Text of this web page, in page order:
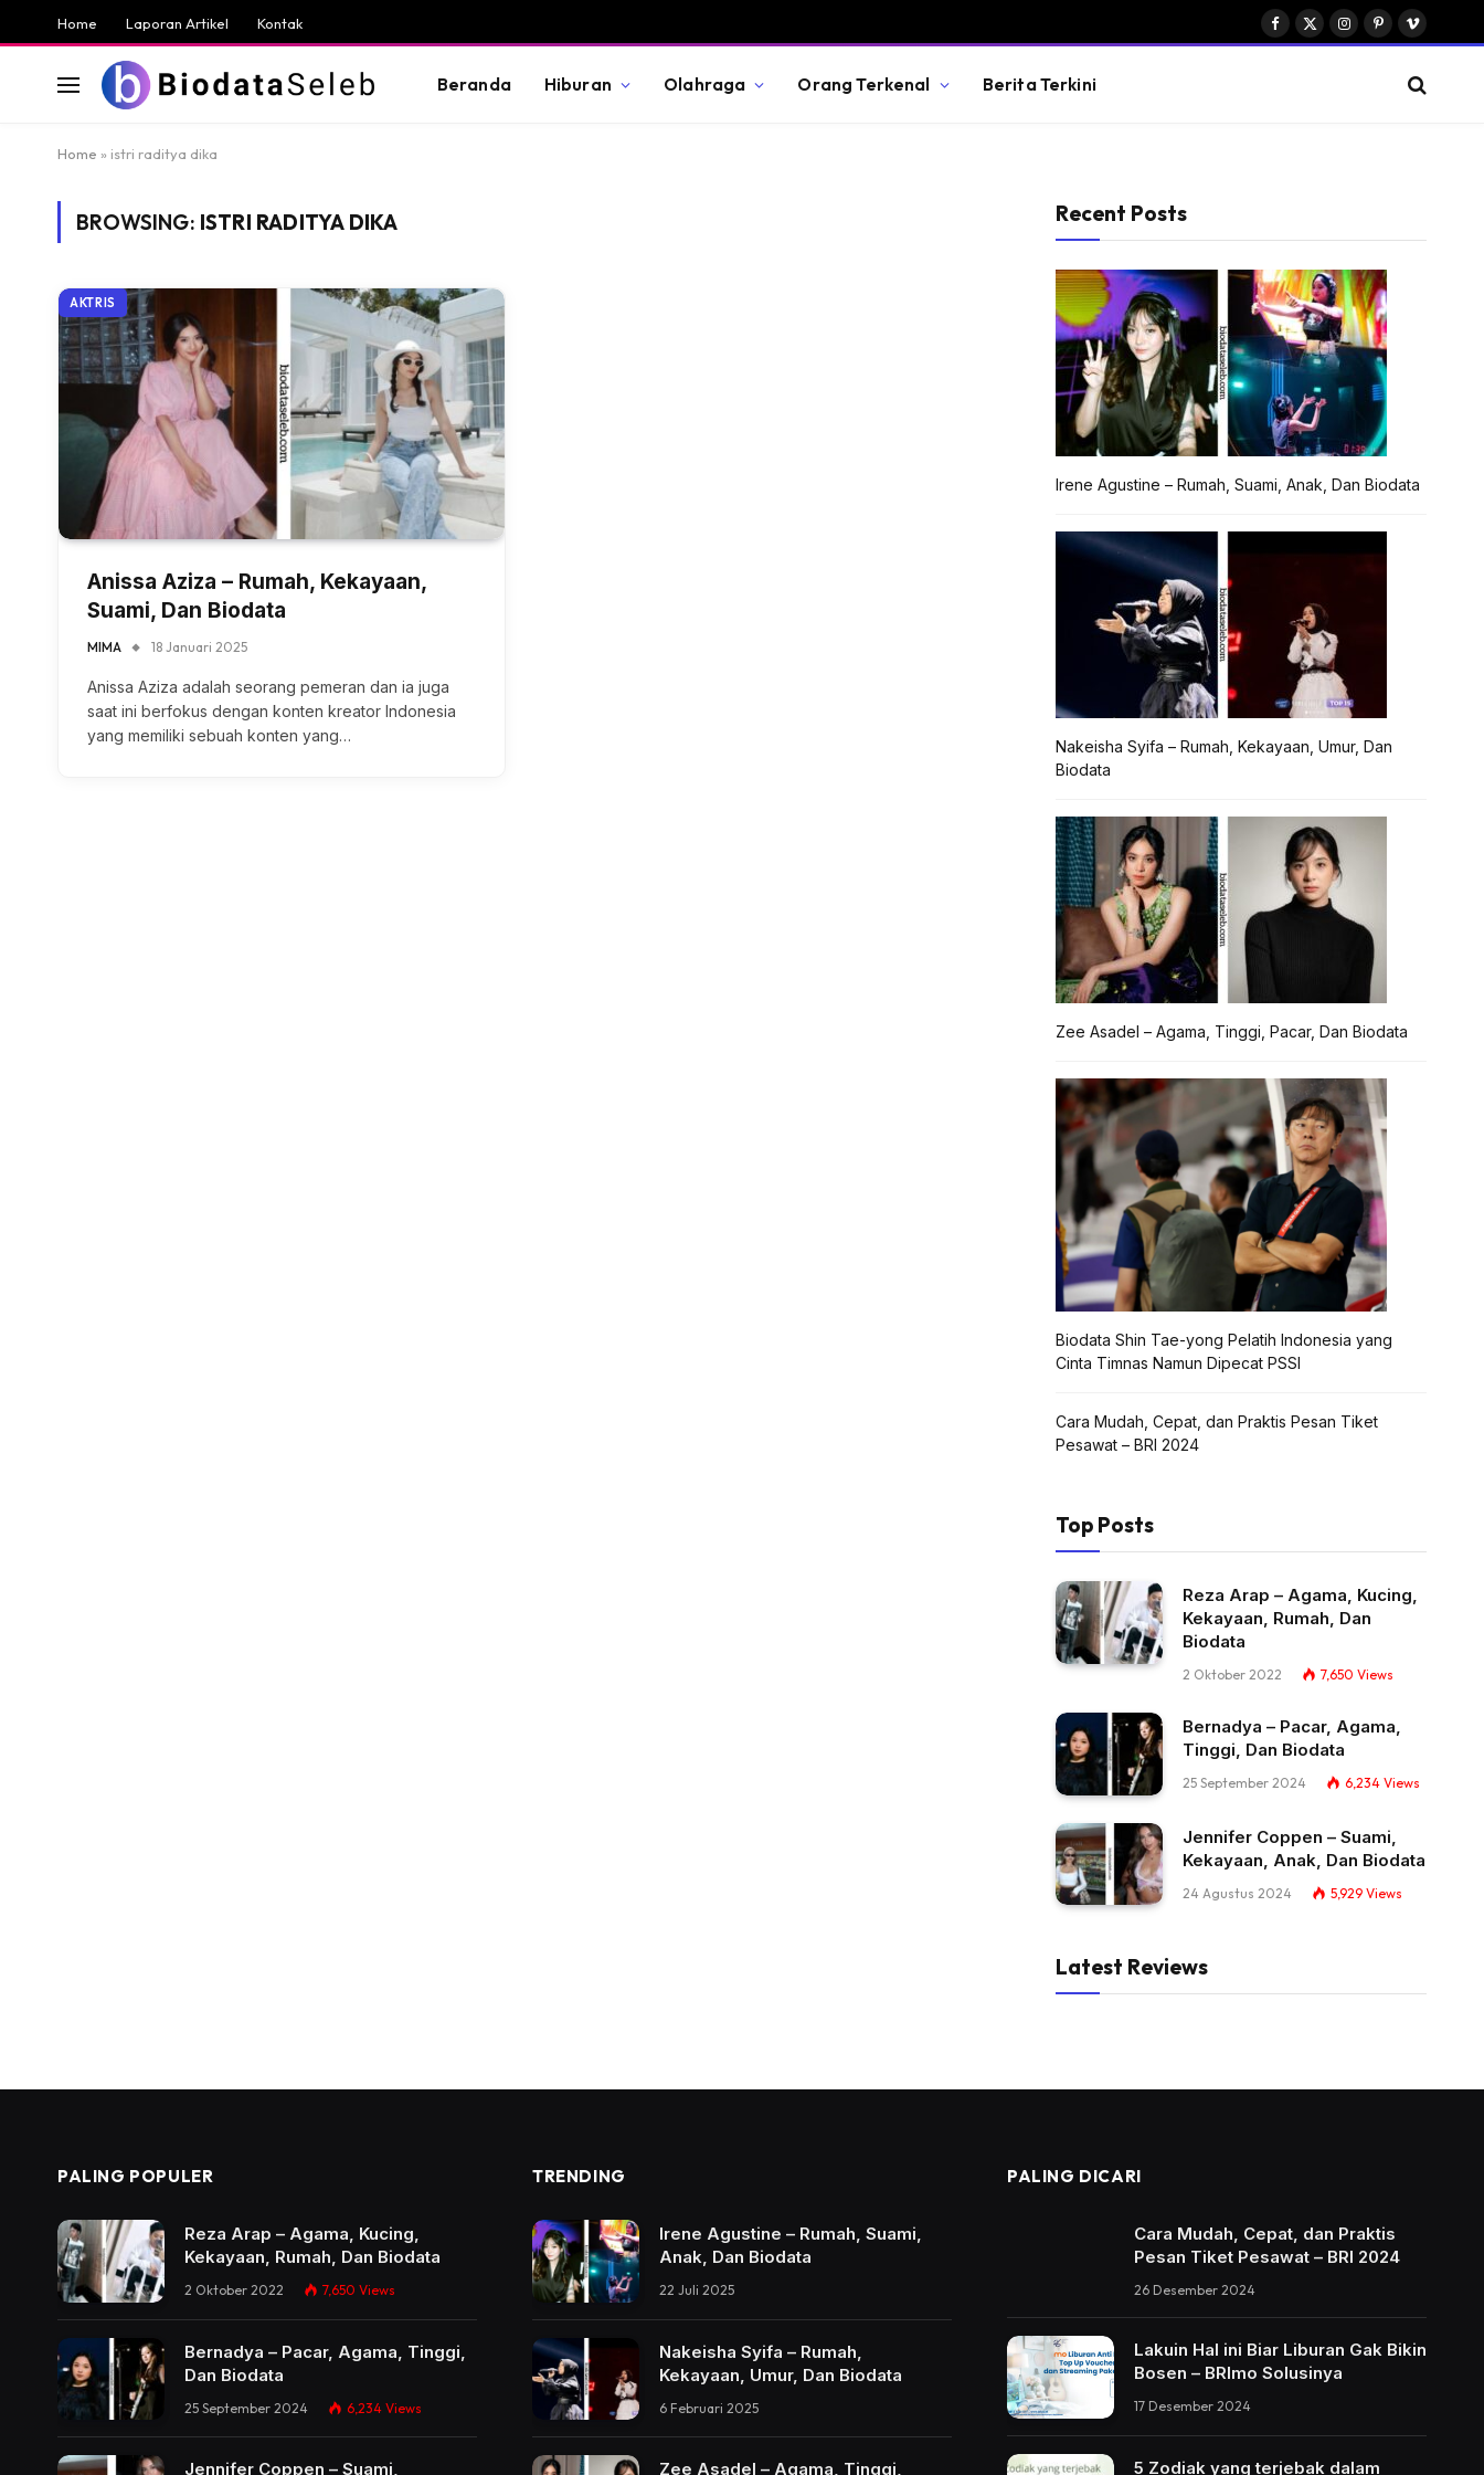
Home Laporan Artikel Kontak
Facebook
X
Instagram
PinterestVimeo
Beranda Hiburan Olahraga Orang Terkenal Berita Terkini
Home » istri raditya dika
BROWSING: ISTRI RADITYA DIKA
AKTRIS
Anissa Aziza – Rumah, Kekayaan,
Suami, Dan Biodata
MIMA 18 Januari 2025
Anissa Aziza adalah seorang pemeran dan ia juga
saat ini berfokus dengan konten kreator Indonesia
yang memiliki sebuah konten yang…
Recent Posts
Irene Agustine – Rumah, Suami, Anak, Dan Biodata
Nakeisha Syifa – Rumah, Kekayaan, Umur, Dan
Biodata
Zee Asadel – Agama, Tinggi, Pacar, Dan Biodata
Biodata Shin Tae-yong Pelatih Indonesia yang
Cinta Timnas Namun Dipecat PSSI
Cara Mudah, Cepat, dan Praktis Pesan Tiket
Pesawat – BRI 2024
Top Posts
Reza Arap – Agama, Kucing,
Kekayaan, Rumah, Dan
Biodata
2 Oktober 2022 7,650 Views
Bernadya – Pacar, Agama,
Tinggi, Dan Biodata
25 September 2024 6,234 Views
Jennifer Coppen – Suami,
Kekayaan, Anak, Dan Biodata
24 Agustus 2024 5,929 Views
Latest Reviews
PALING POPULER
Reza Arap – Agama, Kucing,
Kekayaan, Rumah, Dan Biodata
2 Oktober 2022 7,650 Views
Bernadya – Pacar, Agama, Tinggi,
Dan Biodata
25 September 2024 6,234 Views
Jennifer Coppen – Suami,
TRENDING
Irene Agustine – Rumah, Suami,
Anak, Dan Biodata
22 Juli 2025
Nakeisha Syifa – Rumah,
Kekayaan, Umur, Dan Biodata
6 Februari 2025
Zee Asadel – Agama, Tinggi,
PALING DICARI
Cara Mudah, Cepat, dan Praktis
Pesan Tiket Pesawat – BRI 2024
26 Desember 2024
Lakuin Hal ini Biar Liburan Gak Bikin
Bosen – BRImo Solusinya
17 Desember 2024
5 Zodiak yang terjebak dalam